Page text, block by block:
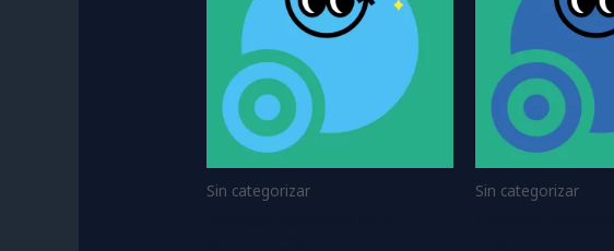
Sin categorizar Sin categorizar